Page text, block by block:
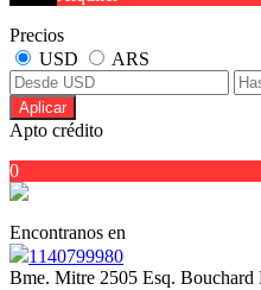
Precios
USD
ARS
Aplicar
Apto crédito
0
Encontranos en
1140799980
Bme. Mitre 2505 Esq.